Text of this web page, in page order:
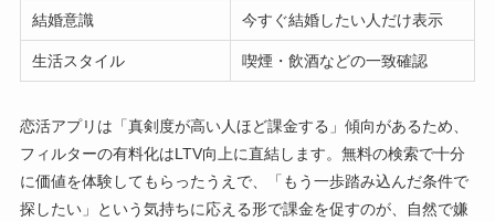
結婚意識 今すぐ結婚したい人だけ表示
生活スタイル 喫煙・飲酒などの一致確認
恋活アプリは「真剣度が高い人ほど課金する」傾向があるため、
フィルターの有料化はLTV向上に直結します。無料の検索で十分
に価値を体験してもらったうえで、「もう一歩踏み込んだ条件で
探したい」という気持ちに応える形で課金を促すのが、自然で嫌